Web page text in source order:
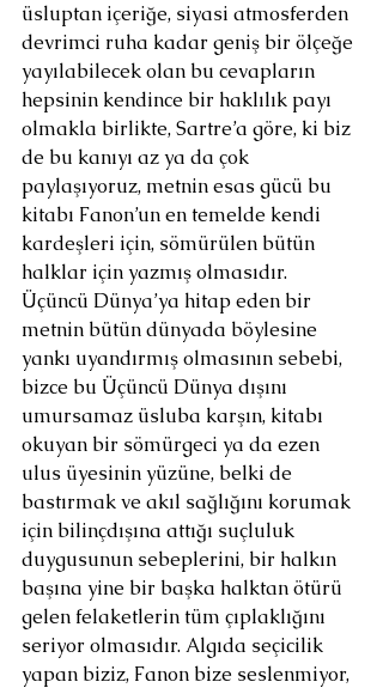
üsluptan içeriğe, siyasi atmosferden
devrimci ruha kadar geniş bir ölçeğe
yayılabilecek olan bu cevapların
hepsinin kendince bir haklılık payı
olmakla birlikte, Sartre’a göre, ki biz
de bu kanıyı az ya da çok
paylaşıyoruz, metnin esas gücü bu
kitabı Fanon’un en temelde kendi
kardeşleri için, sömürülen bütün
halklar için yazmış olmasıdır.
Üçüncü Dünya’ya hitap eden bir
metnin bütün dünyada böylesine
yankı uyandırmış olmasının sebebi,
bizce bu Üçüncü Dünya dışını
umursamaz üsluba karşın, kitabı
okuyan bir sömürgeci ya da ezen
ulus üyesinin yüzüne, belki de
bastırmak ve akıl sağlığını korumak
için bilinçdışına attığı suçluluk
duygusunun sebeplerini, bir halkın
başına yine bir başka halktan ötürü
gelen felaketlerin tüm çıplaklığını
seriyor olmasıdır. Algıda seçicilik
yapan biziz, Fanon bize seslenmiyor,